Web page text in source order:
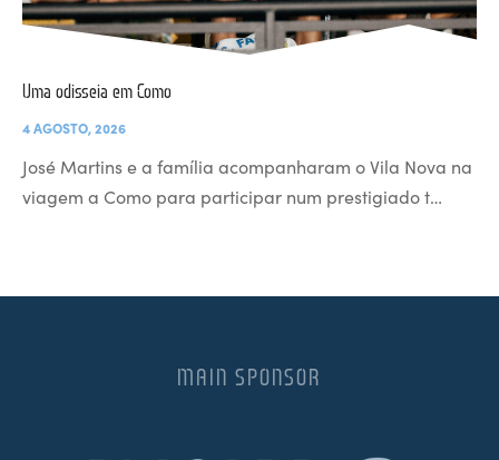
Uma odisseia em Como
4 AGOSTO, 2026
José Martins e a família acompanharam o Vila Nova na
viagem a Como para participar num prestigiado t…
MAIN SPONSOR